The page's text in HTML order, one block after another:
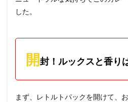
した。
開封！ルックスと香り
まず、レトルトパックを開けて、